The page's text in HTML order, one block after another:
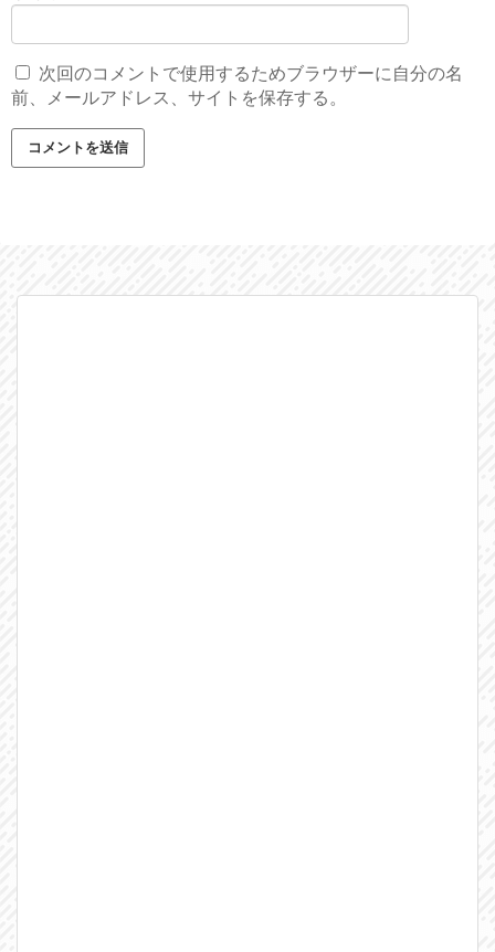
次回のコメントで使用するためブラウザーに自分の名
前、メールアドレス、サイトを保存する。